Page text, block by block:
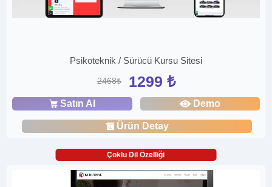
Psikoteknik / Sürücü Kursu Sitesi
2468₺ 1299 ₺
Satın Al Demo
Ürün Detay
Çoklu Dil Özelliği